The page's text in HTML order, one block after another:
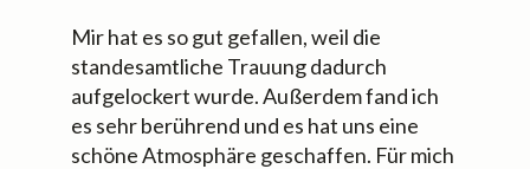
Mir hat es so gut gefallen, weil die
standesamtliche Trauung dadurch
aufgelockert wurde. Außerdem fand ich
es sehr berührend und es hat uns eine
schöne Atmosphäre geschaffen. Für mich